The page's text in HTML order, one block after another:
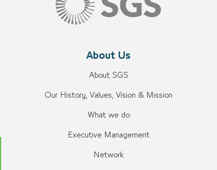
About Us
About SGS
Our History, Values, Vision & Mission
What we do
Executive Management
Network